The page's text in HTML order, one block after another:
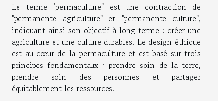
Le terme "permaculture" est une contraction de
"permanente agriculture" et "permanente culture",
indiquant ainsi son objectif à long terme : créer une
agriculture et une culture durables. Le design éthique
est au cœur de la permaculture et est basé sur trois
principes fondamentaux : prendre soin de la terre,
prendre soin des personnes et partager
équitablement les ressources.